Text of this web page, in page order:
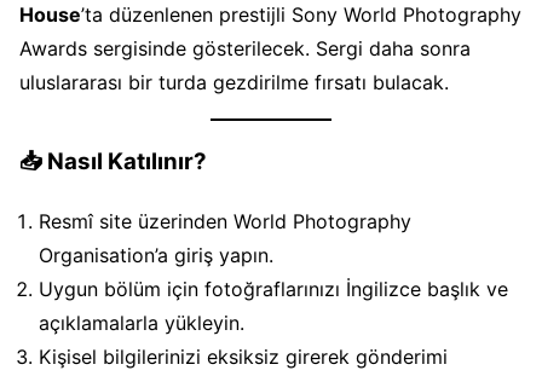
House’ta düzenlenen prestijli Sony World Photography
Awards sergisinde gösterilecek. Sergi daha sonra
uluslararası bir turda gezdirilme fırsatı bulacak.
📥 Nasıl Katılınır?
Resmî site üzerinden World Photography
Organisation’a giriş yapın.
Uygun bölüm için fotoğraflarınızı İngilizce başlık ve
açıklamalarla yükleyin.
Kişisel bilgilerinizi eksiksiz girerek gönderimi